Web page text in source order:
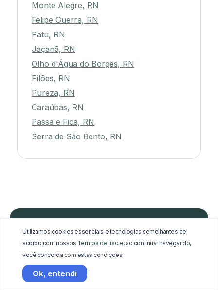
Monte Alegre, RN
Felipe Guerra, RN
Patu, RN
Jaçanã, RN
Olho d'Água do Borges, RN
Pilões, RN
Pureza, RN
Caraúbas, RN
Passa e Fica, RN
Serra de São Bento, RN
Baixe o app, é grátis!
Utilizamos cookies essenciais e tecnologias semelhantes de
acordo com nossos Termos de uso e, ao continuar navegando,
você concorda com estas condições.
Ok, entendi